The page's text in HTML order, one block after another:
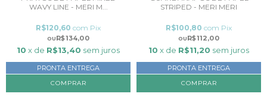
WAVY LINE - MERI M...
R$134,00
R$120,60 com Pix
10 x de R$13,40 sem juros
PRONTA ENTREGA
COMPRAR
STRIPED - MERI MERI
R$112,00
R$100,80 com Pix
10 x de R$11,20 sem juros
PRONTA ENTREGA